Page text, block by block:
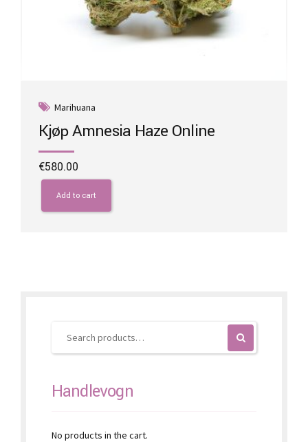
Marihuana
Kjøp Amnesia Haze Online
€580.00
Add to cart
Handlevogn
No products in the cart.